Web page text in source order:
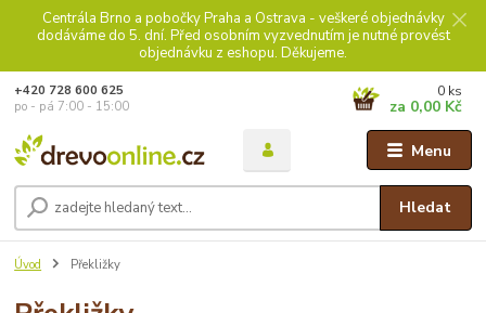
Centrála Brno a pobočky Praha a Ostrava - veškeré objednávky
dodáváme do 5. dní. Před osobním vyzvednutím je nutné provést
objednávku z eshopu. Děkujeme.
Menu
Hledat
+420 728 600 625
po - pá 7:00 - 15:00
0 ks
za 0,00 Kč
Úvod Překližky